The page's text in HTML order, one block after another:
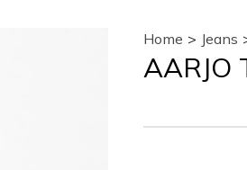
Home > Jeans
AARJO